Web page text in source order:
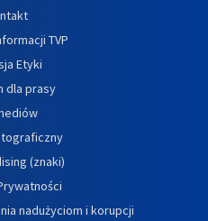
TVP
Etyki
dla prasy
(znaki)
nadużyciom i korupcji